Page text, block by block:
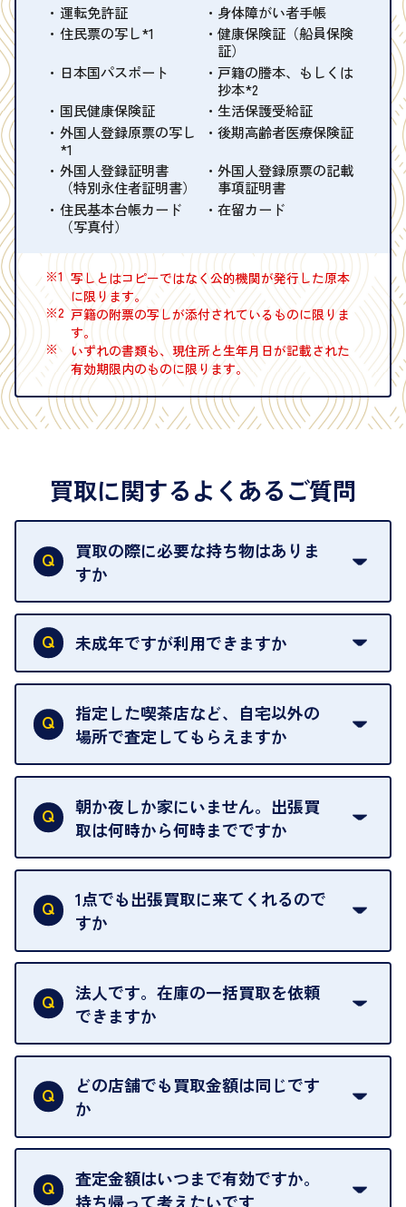
運転免許証
身体障がい者手帳
住民票の写し*1
健康保険証（船員保険
証）
日本国パスポート
戸籍の謄本、もしくは
抄本*2
国民健康保険証
生活保護受給証
外国人登録原票の写し
*1
後期高齢者医療保険証
外国人登録証明書
（特別永住者証明書）
外国人登録原票の記載
事項証明書
住民基本台帳カード
（写真付）
在留カード
※1 写しとはコピーではなく公的機関が発行した原本
に限ります。
※2 戸籍の附票の写しが添付されているものに限りま
す。
※
いずれの書類も、現住所と生年月日が記載された
有効期限内のものに限ります。
買取に関するよくあるご質問
買取の際に必要な持ち物はありま
すか
本人確認書類をご用意ください。ご利用になれる書
類はこちらをご確認ください。
未成年ですが利用できますか
18歳未満の方は、保護者の同意があってもご利用い
ただけません。
指定した喫茶店など、自宅以外の
場所で査定してもらえますか
ご自宅以外での査定はお引き受けできません。ご指
定のお店や、ほかのお客様への迷惑となることが考
えられるためです。
朝か夜しか家にいません。出張買
取は何時から何時までですか
ご訪問可能時間は、10時から19時です。
ただし、お品物の種類や量によっては対応させてい
ただくことがあります。
1点でも出張買取に来てくれるので
すか
はい。1点でもお伺いします。
法人です。在庫の一括買取を依頼
できますか
はい。喜んで承ります。出張買取をご利用くださ
い。
ご指定の場所にお伺いします。
どの店舗でも買取金額は同じです
か
はい。全店舗一律です。
ただし、中古市場は日々変動するため、査定した日
によって査定額が変わることはございます。
査定金額はいつまで有効ですか。
持ち帰って考えたいです